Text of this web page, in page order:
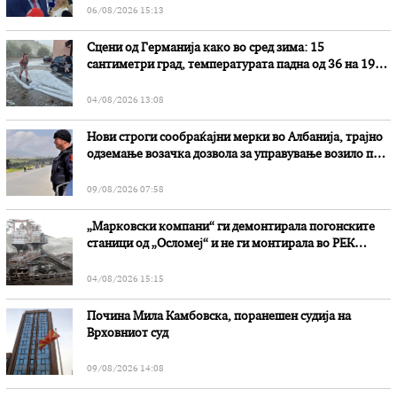
06/08/2026 15:13
Сцени од Германија како во сред зима: 15
сантиметри град, температурата падна од 36 на 19
04/08/2026 13:08
Нови строги сообраќајни мерки во Aлбанија, трајно
одземање возачка дозвола за управување возило под
09/08/2026 07:58
„Марковски компани“ ги демонтирала погонските
станици од „Осломеј“ и не ги монтирала во РЕК
04/08/2026 15:15
Почина Мила Камбовска, поранешен судија на
Врховниот суд
09/08/2026 14:08